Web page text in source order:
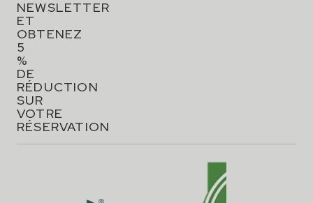
NEWSLETTER
ET
OBTENEZ
5
%
DE
RÉDUCTION
SUR
VOTRE
RÉSERVATION